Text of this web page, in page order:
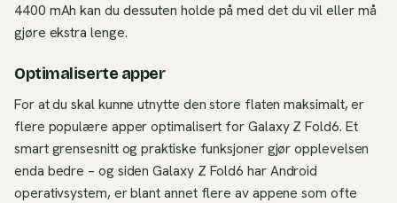
4400 mAh kan du dessuten holde på med det du vil eller må
gjøre ekstra lenge.
Optimaliserte apper
For at du skal kunne utnytte den store flaten maksimalt, er
flere populære apper optimalisert for Galaxy Z Fold6. Et
smart grensesnitt og praktiske funksjoner gjør opplevelsen
enda bedre – og siden Galaxy Z Fold6 har Android
operativsystem, er blant annet flere av appene som ofte